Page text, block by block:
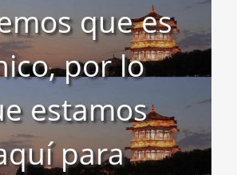
que es
por lo
estamos
para